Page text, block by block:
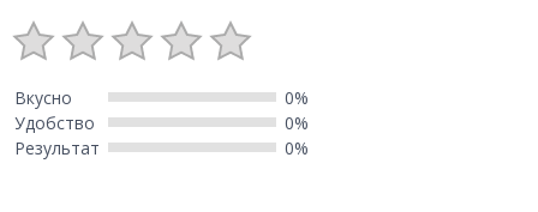
Вкусно
0%
Удобство
0%
Результат
0%